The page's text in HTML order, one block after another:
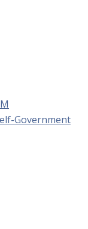
Government